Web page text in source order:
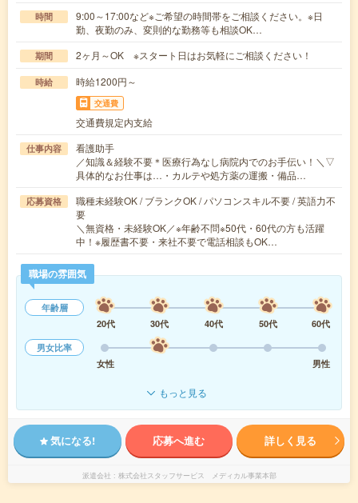
時間
9:00～17:00など※ご希望の時間帯をご相談ください。※日
勤、夜勤のみ、変則的な勤務等も相談OK…
期間 2ヶ月～OK ※スタート日はお気軽にご相談ください！
時給 時給1200円～
交通費
交通費規定内支給
仕事内容
看護助手
／知識＆経験不要＊医療行為なし病院内でのお手伝い！＼▽
具体的なお仕事は…・カルテや処方薬の運搬・備品…
応募資格
職種未経験OK / ブランクOK / パソコンスキル不要 / 英語力不
要
＼無資格・未経験OK／※年齢不問※50代・60代の方も活躍
中！※履歴書不要・来社不要で電話相談もOK…
職場の雰囲気
年齢層
20代
30代 40代 50代
60代
男女比率
女性
男性
もっと見る
気になる! 応募へ進む 詳しく見る
派遣会社 株式会社スタッフサービス メディカル事業本部